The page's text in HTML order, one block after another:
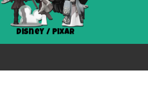
Disney / Pixar